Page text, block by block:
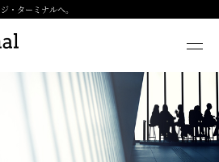
・ターミナルへ。